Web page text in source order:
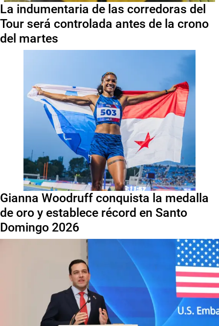
La indumentaria de las corredoras del
Tour será controlada antes de la crono
del martes
Gianna Woodruff conquista la medalla
de oro y establece récord en Santo
Domingo 2026